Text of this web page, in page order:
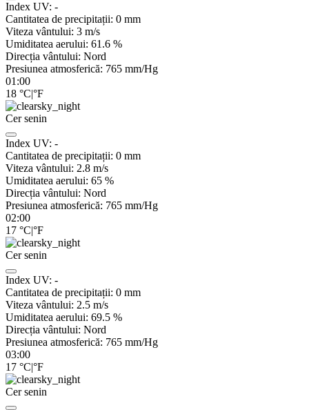
Index UV: -
Cantitatea de precipitații: 0 mm
Viteza vântului: 3 m/s
Umiditatea aerului: 61.6 %
Direcția vântului: Nord
Presiunea atmosferică: 765 mm/Hg
01:00
18 °C|°F
Cer senin
Index UV: -
Cantitatea de precipitații: 0 mm
Viteza vântului: 2.8 m/s
Umiditatea aerului: 65 %
Direcția vântului: Nord
Presiunea atmosferică: 765 mm/Hg
02:00
17 °C|°F
Cer senin
Index UV: -
Cantitatea de precipitații: 0 mm
Viteza vântului: 2.5 m/s
Umiditatea aerului: 69.5 %
Direcția vântului: Nord
Presiunea atmosferică: 765 mm/Hg
03:00
17 °C|°F
Cer senin